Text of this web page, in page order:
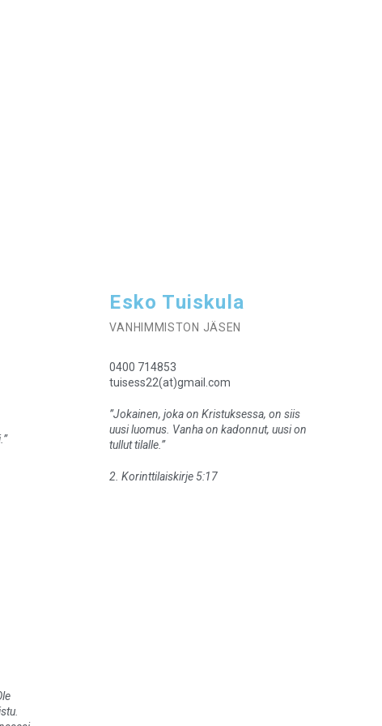
Esko Tuiskula
VANHIMMISTON JÄSEN
0400 714853
tuisess22(at)gmail.com
”Jokainen, joka on Kristuksessa, on siis
uusi luomus. Vanha on kadonnut, uusi on
tullut tilalle.”
2. Korinttilaiskirje 5:17